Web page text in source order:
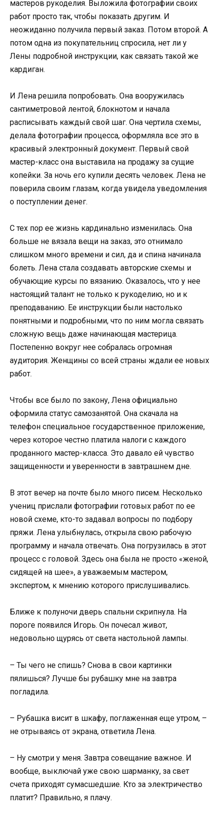
мастеров рукоделия. Выложила фотографии своих
работ просто так, чтобы показать другим. И
неожиданно получила первый заказ. Потом второй. А
потом одна из покупательниц спросила, нет ли у
Лены подробной инструкции, как связать такой же
кардиган.
И Лена решила попробовать. Она вооружилась
сантиметровой лентой, блокнотом и начала
расписывать каждый свой шаг. Она чертила схемы,
делала фотографии процесса, оформляла все это в
красивый электронный документ. Первый свой
мастер-класс она выставила на продажу за сущие
копейки. За ночь его купили десять человек. Лена не
поверила своим глазам, когда увидела уведомления
о поступлении денег.
С тех пор ее жизнь кардинально изменилась. Она
больше не вязала вещи на заказ, это отнимало
слишком много времени и сил, да и спина начинала
болеть. Лена стала создавать авторские схемы и
обучающие курсы по вязанию. Оказалось, что у нее
настоящий талант не только к рукоделию, но и к
преподаванию. Ее инструкции были настолько
понятными и подробными, что по ним могла связать
сложную вещь даже начинающая мастерица.
Постепенно вокруг нее собралась огромная
аудитория. Женщины со всей страны ждали ее новых
работ.
Чтобы все было по закону, Лена официально
оформила статус самозанятой. Она скачала на
телефон специальное государственное приложение,
через которое честно платила налоги с каждого
проданного мастер-класса. Это давало ей чувство
защищенности и уверенности в завтрашнем дне.
В этот вечер на почте было много писем. Несколько
учениц прислали фотографии готовых работ по ее
новой схеме, кто-то задавал вопросы по подбору
пряжи. Лена улыбнулась, открыла свою рабочую
программу и начала отвечать. Она погрузилась в этот
процесс с головой. Здесь она была не просто «женой,
сидящей на шее», а уважаемым мастером,
экспертом, к мнению которого прислушивались.
Ближе к полуночи дверь спальни скрипнула. На
пороге появился Игорь. Он почесал живот,
недовольно щурясь от света настольной лампы.
– Ты чего не спишь? Снова в свои картинки
пялишься? Лучше бы рубашку мне на завтра
погладила.
– Рубашка висит в шкафу, поглаженная еще утром, –
не отрываясь от экрана, ответила Лена.
– Ну смотри у меня. Завтра совещание важное. И
вообще, выключай уже свою шарманку, за свет
счета приходят сумасшедшие. Кто за электричество
платит? Правильно, я плачу.